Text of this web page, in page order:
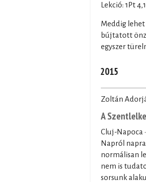
Lekció: 1Pt
Meddig lehet
bújtatott
egyszer
2015
Zoltán
A
Cluj-Napoca ·
Napról
normálisan
nem is
sorsunk